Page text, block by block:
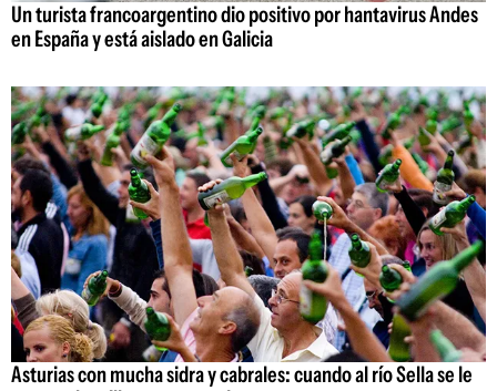
Un turista francoargentino dio positivo por hantavirus Andes
en España y está aislado en Galicia
Asturias con mucha sidra y cabrales: cuando al río Sella se le